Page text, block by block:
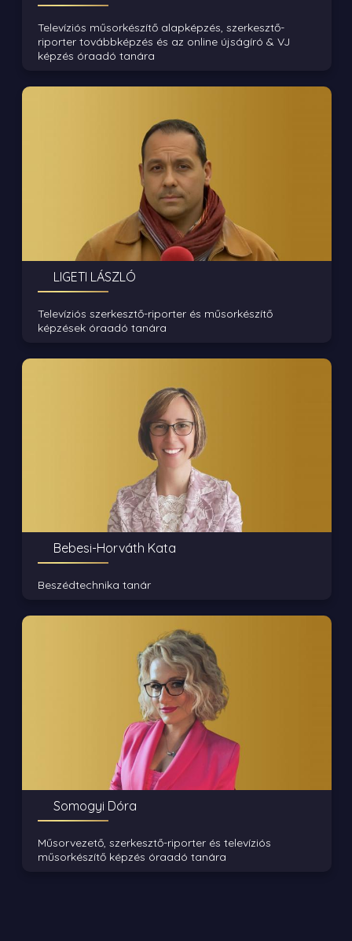
Televíziós műsorkészítő alapképzés, szerkesztő-
riporter továbbképzés és az online újságíró & VJ
képzés óraadó tanára
LIGETI LÁSZLÓ
Televíziós szerkesztő-riporter és műsorkészítő
képzések óraadó tanára
Bebesi-Horváth Kata
Beszédtechnika tanár
Somogyi Dóra
Műsorvezető, szerkesztő-riporter és televíziós
műsorkészítő képzés óraadó tanára